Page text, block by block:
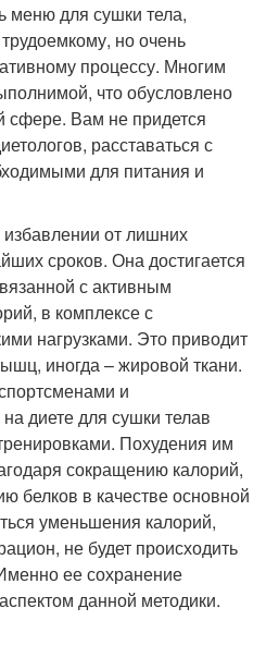
меню для сушки тела,
но очень
процессу. Многим
что обусловлено
сфере. Вам не придется
расставаться с
для питания и
избавлении от лишних
сроков. Она достигается
с активным
в комплексе с
нагрузками. Это приводит
иногда – жировой ткани.
и
диете для сушки телав
Похудения им
сокращению калорий,
белков в качестве основной
уменьшения калорий,
не будет происходить
ее сохранение
данной методики.